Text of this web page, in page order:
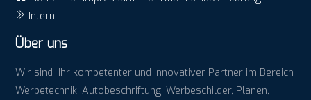
Intern
Über uns
Wir sind Ihr kompetenter und innovativer Partner im Bereich
Werbetechnik, Autobeschriftung, Werbeschilder, Planen,